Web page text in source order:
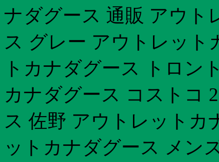
ナダグース 通販 アウト
ス グレー アウトレット
トカナダグース トロン
カナダグース コストコ
ス 佐野 アウトレットカ
ットカナダグース メン